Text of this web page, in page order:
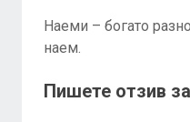
Наеми – богато
наем.
Пишете отзив